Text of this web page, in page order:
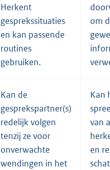
Herkent
gesprekssituaties
en kan passende
routines
gebruiken.
om
Kan de
gesprekspartner(s)
redelijk volgen
tenzij ze voor
onverwachte
wendingen in het
Kan
van
en